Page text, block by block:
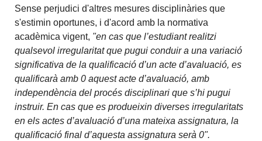
Sense perjudici d'altres mesures disciplinàries que
s'estimin oportunes, i d'acord amb la normativa
acadèmica vigent, "en cas que l’estudiant realitzi
qualsevol irregularitat que pugui conduir a una variació
significativa de la qualificació d’un acte d’avaluació, es
qualificarà amb 0 aquest acte d’avaluació, amb
independència del procés disciplinari que s’hi pugui
instruir. En cas que es produeixin diverses irregularitats
en els actes d’avaluació d’una mateixa assignatura, la
qualificació final d’aquesta assignatura serà 0".